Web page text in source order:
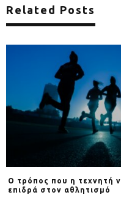
Related Posts
Ο τρόπος που η τεχνητή
επιδρά στον αθλητισμό